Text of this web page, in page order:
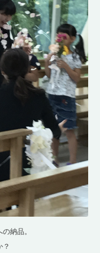
納品。
？